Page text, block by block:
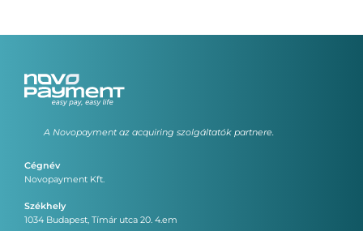
A Novopayment az acquiring szolgáltatók partnere.
Cégnév
Novopayment Kft.
Székhely
1034 Budapest, Tímár utca 20. 4.em